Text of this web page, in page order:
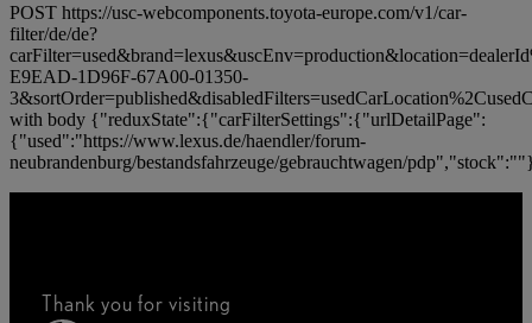
POST https://usc-webcomponents.toyota-europe.com/v1/car-
filter/de/de?
E9EAD-1D96F-67A00-01350-
with body {"reduxState":{"carFilterSettings":{"urlDetailPage":
{"used":"https://www.lexus.de/haendler/forum-
neubrandenburg/bestandsfahrzeuge/gebrauchtwagen/
Thank you for visiting